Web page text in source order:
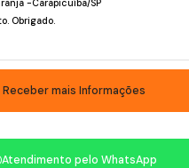
Atendimento pelo WhatsApp